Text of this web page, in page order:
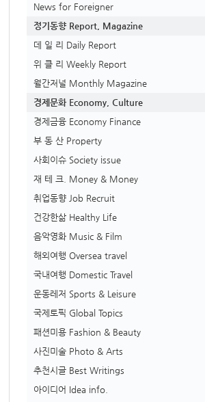
News for Foreigner
정기동향 Report, Magazine
데 일 리 Daily Report
위 클 리 Weekly Report
월간저널 Monthly Magazine
경제문화 Economy, Culture
경제금융 Economy Finance
부 동 산 Property
사회이슈 Society issue
재 테 크. Money & Money
취업동향 Job Recruit
건강한삶 Healthy Life
음악영화 Music & Film
해외여행 Oversea travel
국내여행 Domestic Travel
운동레저 Sports & Leisure
국제토픽 Global Topics
패션미용 Fashion & Beauty
사진미술 Photo & Arts
추천시글 Best Writings
아이디어 Idea info.